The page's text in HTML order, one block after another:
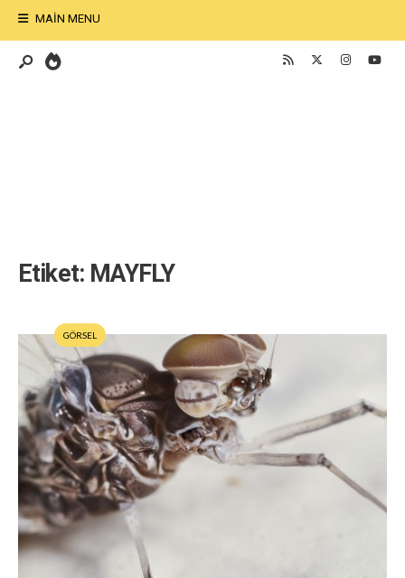
MAIN MENU
Etiket: MAYFLY
GÖRSEL